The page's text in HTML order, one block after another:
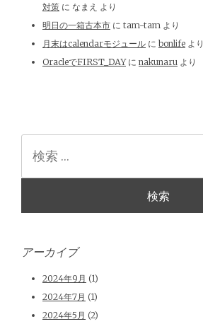
対策 に なまえ より
明日の一箱古本市 に tam-tam より
月末はcalendarモジュール に bonlife より
OracleでFIRST_DAYに nakunaru より
アーカイブ
2024年9月 (1)
2024年7月 (1)
2024年5月 (2)